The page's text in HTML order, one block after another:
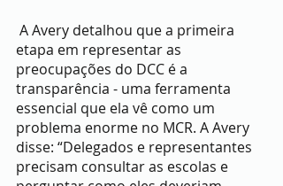
etapa em representar as
preocupações do DCC é a
transparência - uma ferramenta
essencial que ela vê como um
problema enorme no MCR. A Avery
disse: “Delegados e representantes
precisam consultar as escolas e